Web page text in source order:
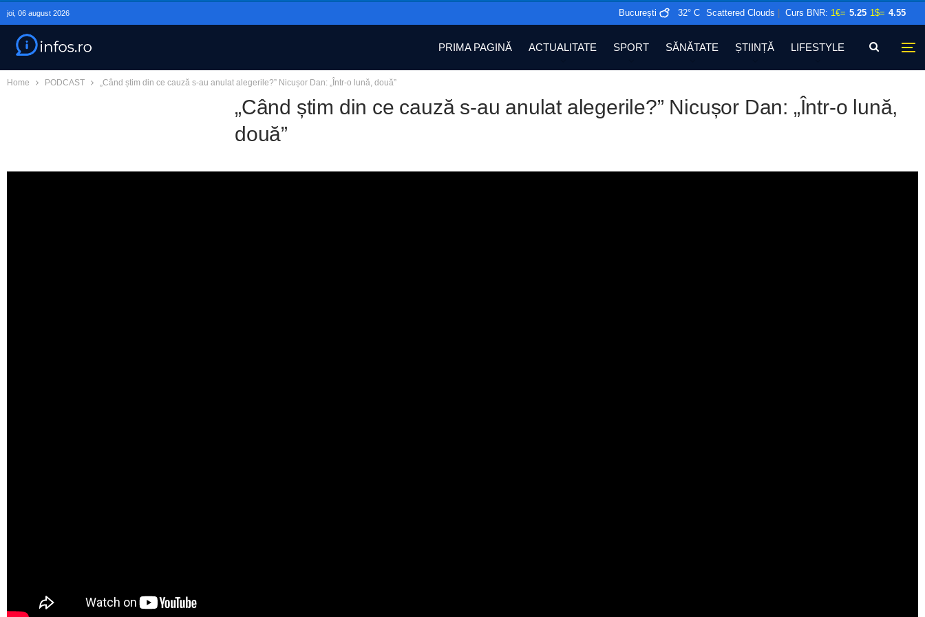
joi, 06 august 2026 București 32° C Scattered Clouds |Curs BNR: 1€= 5.25 1$= 4.55
PRIMA PAGINĂ ACTUALITATE SPORT SĂNĂTATE ȘTIINȚĂ LIFESTYLE
Home PODCAST „Când știm din ce cauză s-au anulat alegerile?” Nicușor Dan: „Într-o lună, două”
„Când știm din ce cauză s-au anulat alegerile?” Nicușor Dan: „Într-o lună,
două”